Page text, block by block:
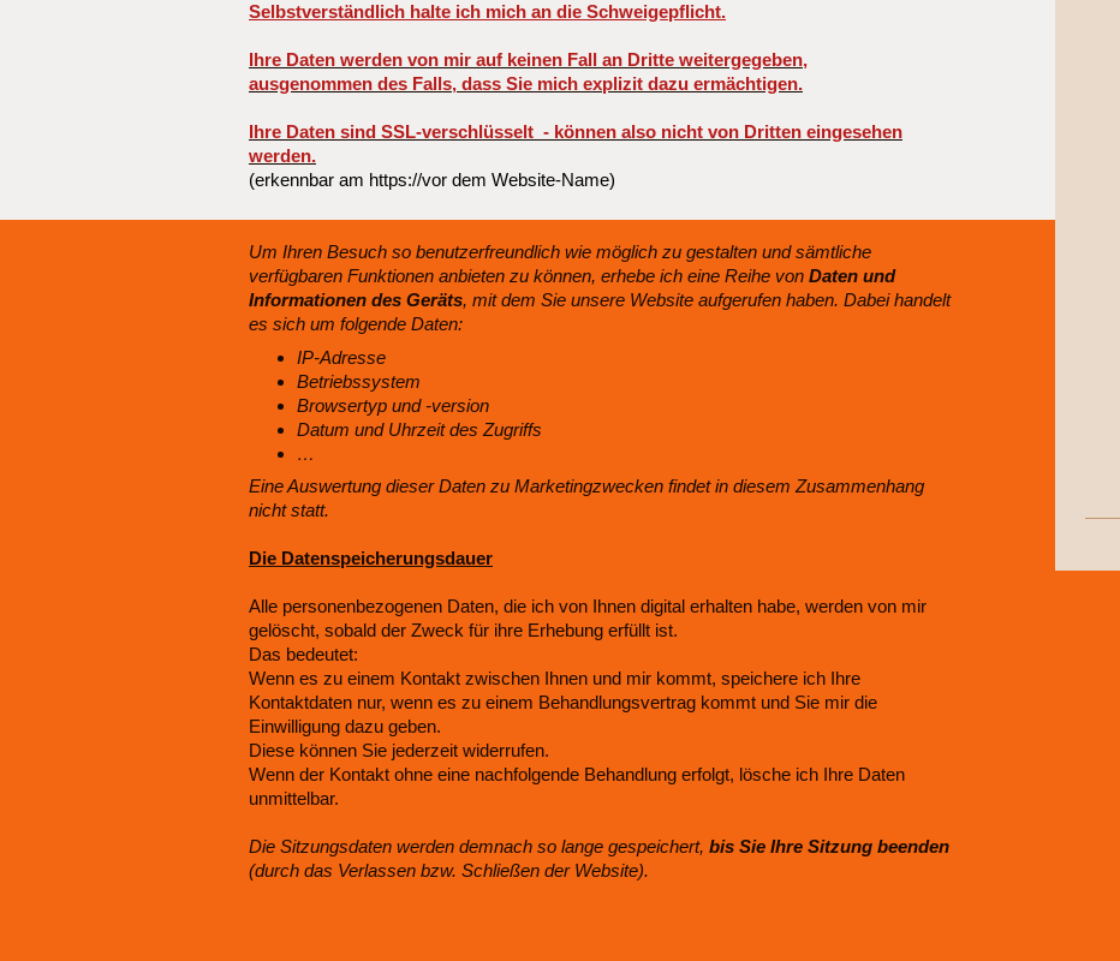
Selbstverständlich halte ich mich an die Schweigepflicht.
Ihre Daten werden von mir auf keinen Fall an Dritte weitergegeben,
ausgenommen des Falls, dass Sie mich explizit dazu ermächtigen.
Ihre Daten sind SSL-verschlüsselt - können also nicht von Dritten eingesehen
werden.
(erkennbar am https://vor dem Website-Name)
Um Ihren Besuch so benutzerfreundlich wie möglich zu gestalten und sämtliche
verfügbaren Funktionen anbieten zu können, erhebe ich eine Reihe von Daten und
Informationen des Geräts, mit dem Sie unsere Website aufgerufen haben. Dabei handelt
es sich um folgende Daten:
IP-Adresse
Betriebssystem
Browsertyp und -version
Datum und Uhrzeit des Zugriffs
…
Eine Auswertung dieser Daten zu Marketingzwecken findet in diesem Zusammenhang
nicht statt.
Die Datenspeicherungsdauer
Alle personenbezogenen Daten, die ich von Ihnen digital erhalten habe, werden von mir
gelöscht, sobald der Zweck für ihre Erhebung erfüllt ist.
Das bedeutet:
Wenn es zu einem Kontakt zwischen Ihnen und mir kommt, speichere ich Ihre
Kontaktdaten nur, wenn es zu einem Behandlungsvertrag kommt und Sie mir die
Einwilligung dazu geben.
Diese können Sie jederzeit widerrufen.
Wenn der Kontakt ohne eine nachfolgende Behandlung erfolgt, lösche ich Ihre Daten
unmittelbar.
Die Sitzungsdaten werden demnach so lange gespeichert, bis Sie Ihre Sitzung beenden
(durch das Verlassen bzw. Schließen der Website).